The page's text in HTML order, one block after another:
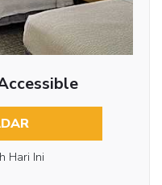
Hari Ini